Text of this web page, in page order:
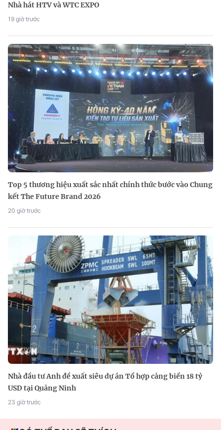
Nhà hát HTV và WTC EXPO
19 giờ trước
Top 5 thương hiệu xuất sắc nhất chính thức bước vào Chung
kết The Future Brand 2026
20 giờ trước
Nhà đầu tư Anh đề xuất siêu dự án Tổ hợp cảng biển 18 tỷ
USD tại Quảng Ninh
23 giờ trước